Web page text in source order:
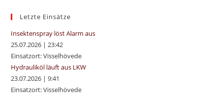
Letzte Einsätze
Insektenspray löst Alarm aus
25.07.2026 |23:42
Einsatzort: Visselhövede
Hydrauliköl läuft aus LKW
23.07.2026 |9:41
Einsatzort: Visselhövede